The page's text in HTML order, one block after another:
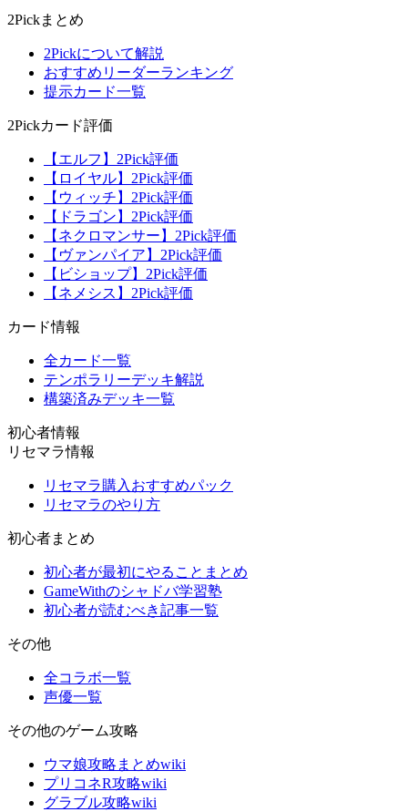
2Pickまとめ
2Pickについて解説
おすすめリーダーランキング
提示カード一覧
2Pickカード評価
【エルフ】2Pick評価
【ロイヤル】2Pick評価
【ウィッチ】2Pick評価
【ドラゴン】2Pick評価
【ネクロマンサー】2Pick評価
【ヴァンパイア】2Pick評価
【ビショップ】2Pick評価
【ネメシス】2Pick評価
カード情報
全カード一覧
テンポラリーデッキ解説
構築済みデッキ一覧
初心者情報
リセマラ情報
リセマラ購入おすすめパック
リセマラのやり方
初心者まとめ
初心者が最初にやることまとめ
GameWithのシャドバ学習塾
初心者が読むべき記事一覧
その他
全コラボ一覧
声優一覧
その他のゲーム攻略
ウマ娘攻略まとめwiki
プリコネR攻略wiki
グラブル攻略wiki